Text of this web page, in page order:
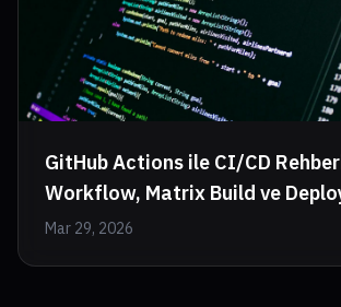
GitHub Actions ile CI/CD
Workflow, Matrix Build ve
Mar 29, 2026